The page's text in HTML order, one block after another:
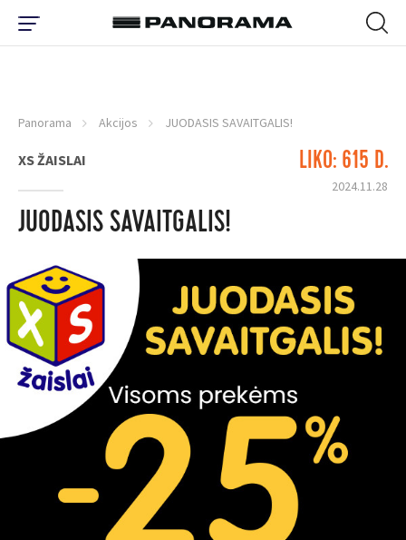
Panorama Akcijos JUODASIS SAVAITGALIS!
XS ŽAISLAI LIKO: 615 D.
2024.11.28
JUODASIS SAVAITGALIS!